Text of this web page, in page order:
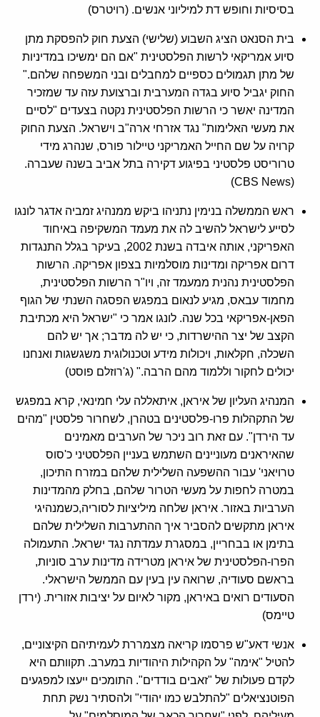
בסיסיות וחופש דת למיליוני אנשים. (רויטרס)
בית הסנאט הציג השבוע (שלישי) הצעת חוק להפסקת מתן
סיוע אמריקאי לרשות הפלסטינית "אם הם ימשיכו במדיניות
של מתן תגמולים כספיים למחבלים ובני המשפחה שלהם."
החוק יגביל סיוע בגדה המערבית וברצועת עזה עד שמזכיר
המדינה יאשר כי הרשות הפלסטינית נקטה בצעדים "לסיים
את מעשי האלימות" נגד אזרחי ארה"ב וישראל. הצעת החוק
קרויה על שם החייל האמריקני טיילור פורס, שנהרג מידי
טרוריסט פלסטיני בפיגוע דקירה בתל אביב בשנה שעברה.
(CBS News)
ראש הממשלה בנימין נתניהו ביקש ממנהיג זמביה אדגר לונגו
לסייע לישראל להשיב לה את מעמד המשקיפה באיחוד
האפריקני, אותה איבדה בשנת 2002, בעיקר בגלל התנגדות
דרום אפריקה ומדינות מוסלמיות בצפון אפריקה. הרשות
הפלסטינית נהנית ממעמד זה, ויו"ר הרשות הפלסטינית,
מחמוד עבאס, מגיע לנאום במפגש הפסגה השנתי של הגוף
הפאן-אפריקאי בכל שנה. לונגו אמר כי "ישראל היא מכתיבת
הקצב של יצר ההישרדות, כי יש לה מדבר; אך יש להם
השכלה, חקלאות, ויכולות מידע וטכנולוגית משגשגות ואנחנו
יכולים לחקור וללמוד מהם הרבה." (ג'רוזלם פוסט)
המנהיג העליון של איראן, איתאללה עלי חמינאי, קרא במפגש
של התקהלות פרו-פלסטינים בטהרן, לשחרור פלסטין "מהים
עד הירדן". עם זאת רוב ניכר של הערבים מאמינים
שהאיראנים מעוניינים השתמש בעניין הפלסטיני כ'סוס
טרויאני' עבור ההשפעה השלילית שלהם במזרח התיכון,
במטרה לחפות על מעשי הטרור שלהם, בחלק מהמדינות
הערביות באזור. איראן שלחה מיליציות לסוריה,כשמנהיגי
איראן מתקשים להסביר איך ההתערבות השלילית שלהם
בתימן או בבחריין, במסגרת עמדתה נגד ישראל. התעמולה
הפרו-הפלסטינית של איראן מטרידה מדינות ערב סוניות,
בראשם סעודיה, שרואה עין בעין עם הממשל הישראלי.
הסעודים רואים באיראן, מקור לאיום על יציבות אזורית. (ירדן
טיימס)
אנשי דאע"ש פרסמו קריאה מצמררת לעמיתיהם הקיצוניים,
להטיל "אימה" על הקהילות היהודיות במערב. תקוותם היא
לקדם פעולות של "זאבים בודדים". התומכים ייעצו למפגעים
הפוטנציאלים "להתלבש כמו יהודי" ולהסתיר נשק תחת